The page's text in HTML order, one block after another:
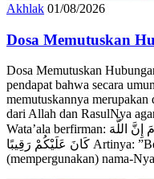
Akhlak 01/08/2026
‎Dosa Memutuskan
‎Dosa Memutuskan
pendapat bahwa secara
memutuskannya merupakan
dari Allah dan RasulNya
Wata’ala ‎berfirman: ‎وَاتَّقُوا اللَّهَ الَّذِي تَسَاءَلُونَ بِهِ، وَالْأَرْحَامَ إِنَّ اللَّهَ
كَانَ عَلَيْكُمْ رَقِيبًا ‎Artinya: ”Bertakwalah kepada Allah yang dengan
(mempergunakan) nama-